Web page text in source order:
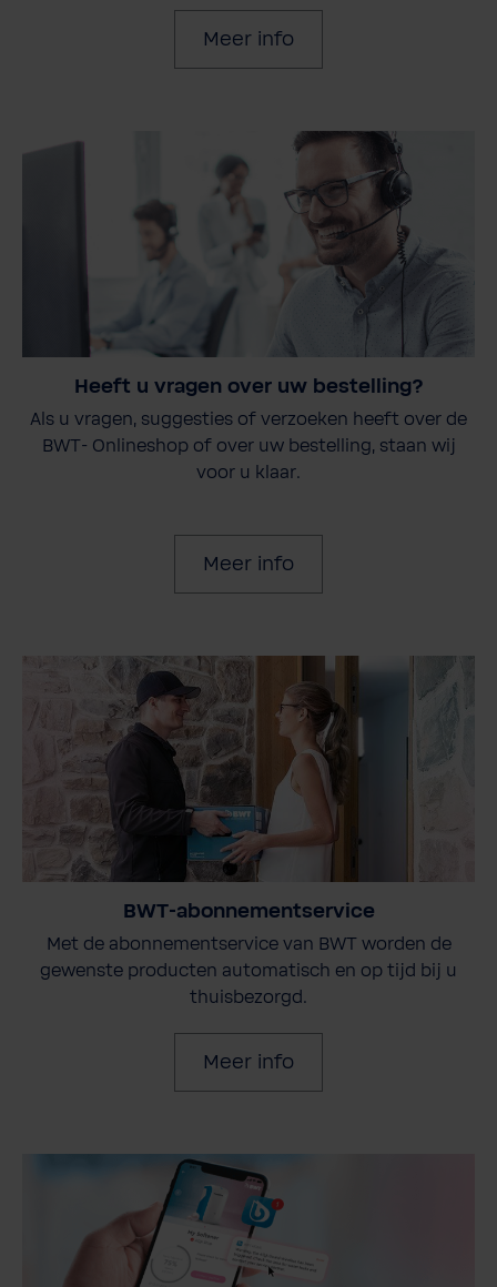
Meer info
Heeft u vragen over uw bestelling?
Als u vragen, suggesties of verzoeken heeft over de
BWT- Onlineshop of over uw bestelling, staan wij
voor u klaar.
Meer info
BWT-abonnementservice
Met de abonnementservice van BWT worden de
gewenste producten automatisch en op tijd bij u
thuisbezorgd.
Meer info